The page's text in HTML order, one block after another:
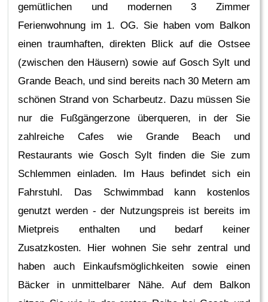
gemütlichen und modernen 3 Zimmer
Ferienwohnung im 1. OG. Sie haben vom Balkon
einen traumhaften, direkten Blick auf die Ostsee
(zwischen den Häusern) sowie auf Gosch Sylt und
Grande Beach, und sind bereits nach 30 Metern am
schönen Strand von Scharbeutz. Dazu müssen Sie
nur die Fußgängerzone überqueren, in der Sie
zahlreiche Cafes wie Grande Beach und
Restaurants wie Gosch Sylt finden die Sie zum
Schlemmen einladen. Im Haus befindet sich ein
Fahrstuhl. Das Schwimmbad kann kostenlos
genutzt werden - der Nutzungspreis ist bereits im
Mietpreis enthalten und bedarf keiner
Zusatzkosten. Hier wohnen Sie sehr zentral und
haben auch Einkaufsmöglichkeiten sowie einen
Bäcker in unmittelbarer Nähe. Auf dem Balkon